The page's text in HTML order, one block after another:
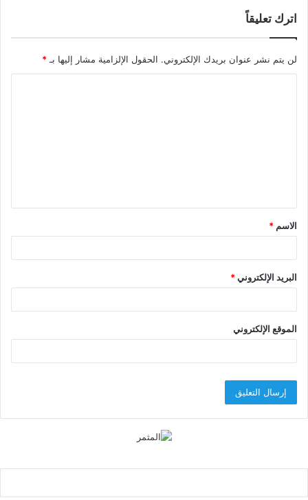
اترك تعليقاً
لن يتم نشر عنوان بريدك الإلكتروني. الحقول الإلزامية مشار إليها بـ*
ق
*
الاسم *
البريد الإلكتروني*
الموقع الإلكتروني